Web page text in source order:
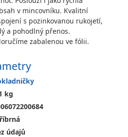
v mincovníku. Kvalitní
s pozinkovanou rukojetí,
a pohodlný přenos.
zabalenou ve fólii.
kg
údajů